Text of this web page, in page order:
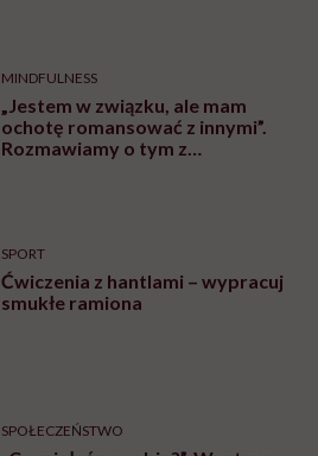
MINDFULNESS
„Jestem w związku, ale mam
ochotę romansować z innymi”.
Rozmawiamy o tym z
SPORT
Ćwiczenia z hantlami – wypracuj
smukłe ramiona
SPOŁECZEŃSTWO